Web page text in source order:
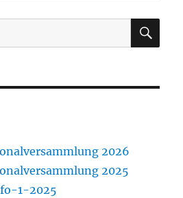
2026
2025
1-2025